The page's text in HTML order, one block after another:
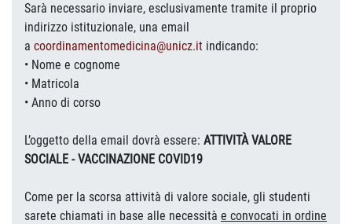
Sarà necessario inviare, esclusivamente tramite il proprio
indirizzo istituzionale, una email
a coordinamentomedicina@unicz.it indicando:
• Nome e cognome
• Matricola
• Anno di corso
L’oggetto della email dovrà essere: ATTIVITÀ VALORE
SOCIALE - VACCINAZIONE COVID19
Come per la scorsa attività di valore sociale, gli studenti
sarete chiamati in base alle necessità e convocati in ordine